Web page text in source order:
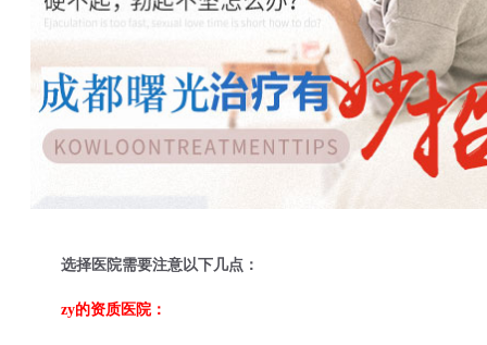
选择医院需要注意以下几点：
zy的资质医院：